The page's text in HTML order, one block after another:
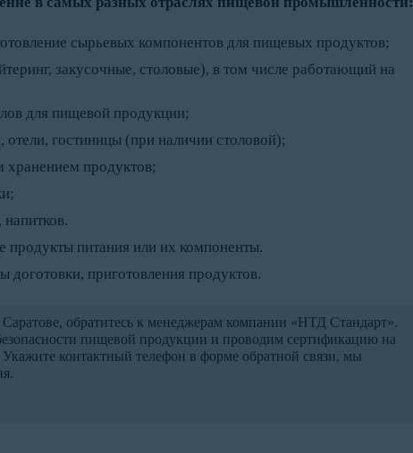
сырьевых компонентов для пищевых продуктов;
закусочные, столовые), в том числе работающий на
для пищевой продукции;
гостиницы (при наличии столовой);
продуктов;
продукты питания или их компоненты.
приготовления продуктов.
обратитесь к менеджерам компании «НТД Стандарт».
пищевой продукции и проводим сертификацию на
Укажите контактный телефон в форме обратной связи, мы